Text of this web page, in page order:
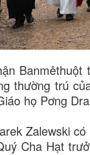
thường trú
họ Pơng
Zalewski
Cha Hạt